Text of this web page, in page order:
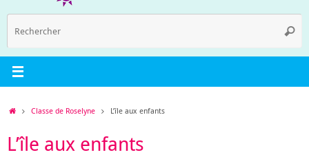
AccueilClasse de Roselyne L’île aux enfants
L’île aux enfants